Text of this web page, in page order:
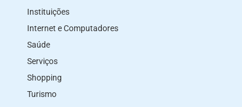
Instituições
Internet e Computadores
Saúde
Serviços
Shopping
Turismo